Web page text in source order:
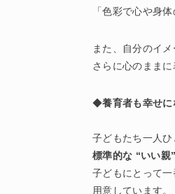
「色彩で心や身
また、自分のイ
さらに心のまま
◆養育者も幸せ
子どもたち一人
標準的な “いい親”
子どもにとって
用意しています。